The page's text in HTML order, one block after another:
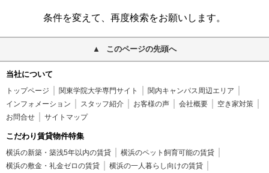
条件を変えて、再度検索をお願いします。
このページの先頭へ
当社について
トップページ 関東学院大学専門サイト
関内キャンパス周辺エリア
インフォメーション
スタッフ紹介 お客様の声 会社概要
空き家対策
お問合せ
サイトマップ
こだわり賃貸物件特集
横浜の新築・築浅5年以内の賃貸
横浜のペット飼育可能の賃貸
横浜の敷金・礼金ゼロの賃貸
横浜の一人暮らし向けの賃貸